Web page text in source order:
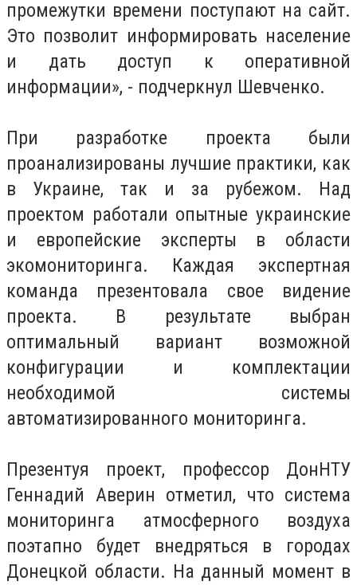
промежутки времени поступают на сайт.
Это позволит информировать население
и дать доступ к оперативной
информации», - подчеркнул Шевченко.
При разработке проекта были
проанализированы лучшие практики, как
в Украине, так и за рубежом. Над
проектом работали опытные украинские
и европейские эксперты в области
экомониторинга. Каждая экспертная
команда презентовала свое видение
проекта. В результате выбран
оптимальный вариант возможной
конфигурации и комплектации
необходимой системы
автоматизированного мониторинга.
Презентуя проект, профессор ДонНТУ
Геннадий Аверин отметил, что система
мониторинга атмосферного воздуха
поэтапно будет внедряться в городах
Донецкой области. На данный момент в